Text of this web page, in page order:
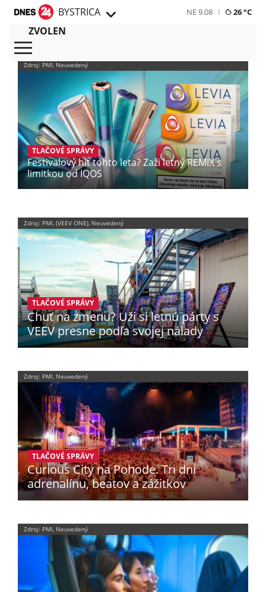
BYSTRICA NE 9.08 26 °C
ZVOLEN
Zdroj: PMI, Neuvedený
TLAČOVÉ SPRÁVY
Festivalový hit tohto leta? Zaži letný REMIX s
limitkou od IQOS
Zdroj: PMI, (VEEV ONE), Neuvedený
TLAČOVÉ SPRÁVY
Chuť na zmenu? Uži si letnú párty s
VEEV presne podľa svojej nálady
Zdroj: PMI, Neuvedený
TLAČOVÉ SPRÁVY
Curious City na Pohode. Tri dni
adrenalínu, beatov a zážitkov
Zdroj: PMI, Neuvedený